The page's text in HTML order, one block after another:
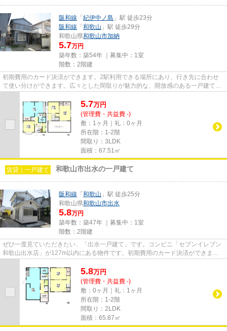
阪和線 「 紀伊中ノ島 」駅 徒歩23分
阪和線 「 和歌山 」駅 徒歩29分
和歌山県和歌山市加納
5.7万円
築年数：築54年 ｜募集中： 1室
階数：2階建
初期費用のカード決済ができます。2駅利用できる場所にあり、行き先に合わせ
て使い分けができます。広々とした間取りが魅力的な、開放感のある一戸建ての
5.7万円
(管理費・共益費 -)
敷：1ヶ月｜礼：0ヶ月
所在階：1-2階
間取り：3LDK
面積：67.51㎡
賃貸｜一戸建て 和歌山市出水の一戸建て
阪和線 「 和歌山 」駅 徒歩25分
和歌山県和歌山市出水
5.8万円
築年数：築47年 ｜募集中： 1室
階数：2階建
ぜひ一度見ていただきたい、「出水一戸建て」です。コンビニ「セブンイレブン
和歌山出水店」が127m以内にある物件です。初期費用のカード決済ができま
5.8万円
(管理費・共益費 -)
敷：0ヶ月｜礼：1ヶ月
所在階：1-2階
間取り：2LDK
面積：65.87㎡